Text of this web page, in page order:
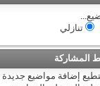
تنازلي
المشاركة
إضافة مواضيع جديدة